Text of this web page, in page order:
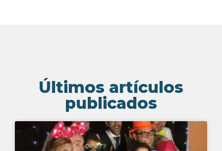
Últimos artículos
publicados